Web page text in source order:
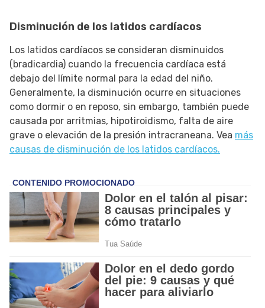
Disminución de los latidos cardíacos
Los latidos cardíacos se consideran disminuidos
(bradicardia) cuando la frecuencia cardíaca está
debajo del límite normal para la edad del niño.
Generalmente, la disminución ocurre en situaciones
como dormir o en reposo, sin embargo, también puede
causada por arritmias, hipotiroidismo, falta de aire
grave o elevación de la presión intracraneana. Vea más
causas de disminución de los latidos cardíacos.